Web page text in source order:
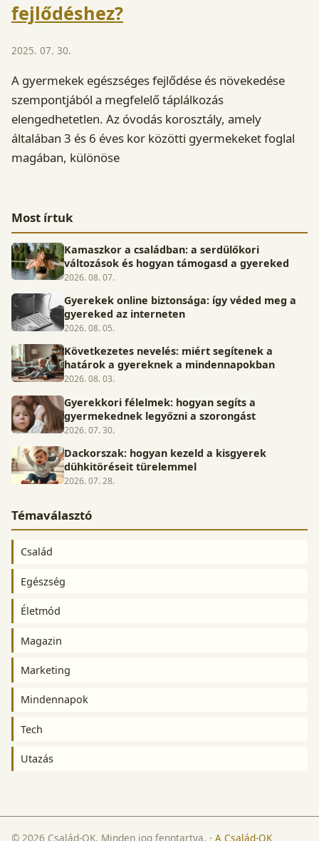
fejlődéshez?
2025. 07. 30.
A gyermekek egészséges fejlődése és növekedése
szempontjából a megfelelő táplálkozás
elengedhetetlen. Az óvodás korosztály, amely
általában 3 és 6 éves kor közötti gyermekeket foglal
magában, különöse
Most írtuk
Kamaszkor a családban: a serdülőkori
változások és hogyan támogasd a gyereked
2026. 08. 07.
Gyerekek online biztonsága: így véded meg a
gyereked az interneten
2026. 08. 05.
Következetes nevelés: miért segítenek a
határok a gyereknek a mindennapokban
2026. 08. 03.
Gyerekkori félelmek: hogyan segíts a
gyermekednek legyőzni a szorongást
2026. 07. 30.
Dackorszak: hogyan kezeld a kisgyerek
dühkitöréseit türelemmel
2026. 07. 28.
Témaválasztó
Család
Egészség
Életmód
Magazin
Marketing
Mindennapok
Tech
Utazás
© 2026 Család-OK. Minden jog fenntartva. · A Család-OK